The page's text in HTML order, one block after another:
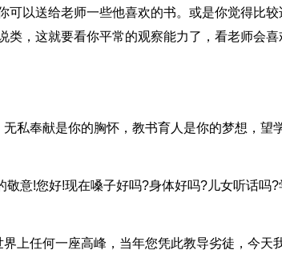
可以送给老师一些他喜欢的书。或是你觉得比
类，这就要看你平常的观察能力了，看老师会
私奉献是你的胸怀，教书育人是你的梦想，望
敬意!您好!现在嗓子好吗?身体好吗?儿女听话吗
上任何一座高峰，当年您凭此教导劣徒，今天